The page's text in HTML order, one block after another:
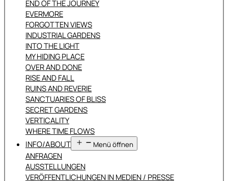
END OF THE JOURNEY
EVERMORE
FORGOTTEN VIEWS
INDUSTRIAL GARDENS
INTO THE LIGHT
MY HIDING PLACE
OVER AND DONE
RISE AND FALL
RUINS AND REVERIE
SANCTUARIES OF BLISS
SECRET GARDENS
VERTICALITY
WHERE TIME FLOWS
INFO/ABOUT Menü öffnen
ANFRAGEN
AUSSTELLUNGEN
VERÖFFENTLICHUNGEN IN MEDIEN / PRESSE